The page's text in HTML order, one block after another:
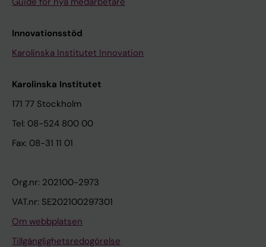
Innovationsstöd
Karolinska Institutet Innovation
Karolinska Institutet
171 77 Stockholm
Tel: 08-524 800 00
Fax: 08-31 11 01
Org.nr: 202100-2973
VAT.nr: SE202100297301
Om webbplatsen
Tillgänglighetsredogörelse